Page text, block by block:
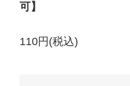
可】
110円(税込)